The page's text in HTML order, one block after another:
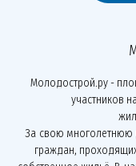
Молодострой.ру -
участников
За свою многолетнюю
граждан,